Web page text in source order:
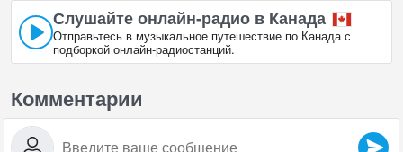
14 марта 2016 года рухнула часть одной из скал гряды —
Слоновья скала. По словам сотрудников парка, общая масса
упавшей части составила около 100—200 тонн.
Слушайте онлайн‑радио в Канада
Отправьтесь в музыкальное путешествие по Канада с
подборкой онлайн‑радиостанций.
Комментарии